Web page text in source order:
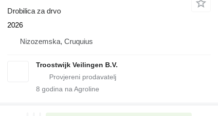
Drobilica za drvo
2026
Nizozemska, Cruquius
Troostwijk Veilingen B.V.
8 godina na Agroline